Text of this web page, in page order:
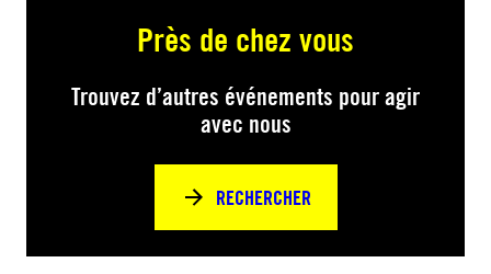
Près de chez vous
Trouvez d’autres événements pour agir
avec nous
RECHERCHER